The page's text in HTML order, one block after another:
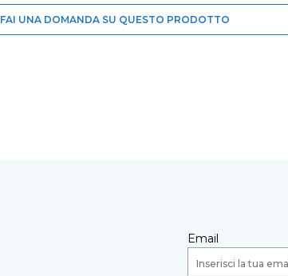
FAI UNA DOMANDA SU QUESTO PRODOTTO
Email